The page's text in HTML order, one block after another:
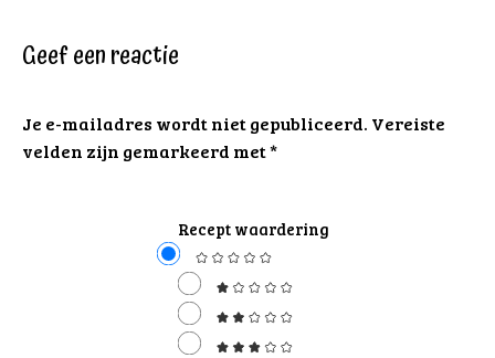
Geef een reactie
Je e-mailadres wordt niet gepubliceerd. Vereiste
velden zijn gemarkeerd met*
Recept waardering